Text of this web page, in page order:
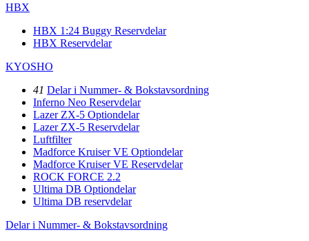
HBX
HBX 1:24 Buggy Reservdelar
HBX Reservdelar
KYOSHO
41 Delar i Nummer- & Bokstavsordning
Inferno Neo Reservdelar
Lazer ZX-5 Optiondelar
Lazer ZX-5 Reservdelar
Luftfilter
Madforce Kruiser VE Optiondelar
Madforce Kruiser VE Reservdelar
ROCK FORCE 2.2
Ultima DB Optiondelar
Ultima DB reservdelar
Delar i Nummer- & Bokstavsordning